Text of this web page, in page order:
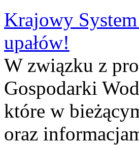
Krajowy
upałów!
W związku z
Gospodarki
które w
oraz